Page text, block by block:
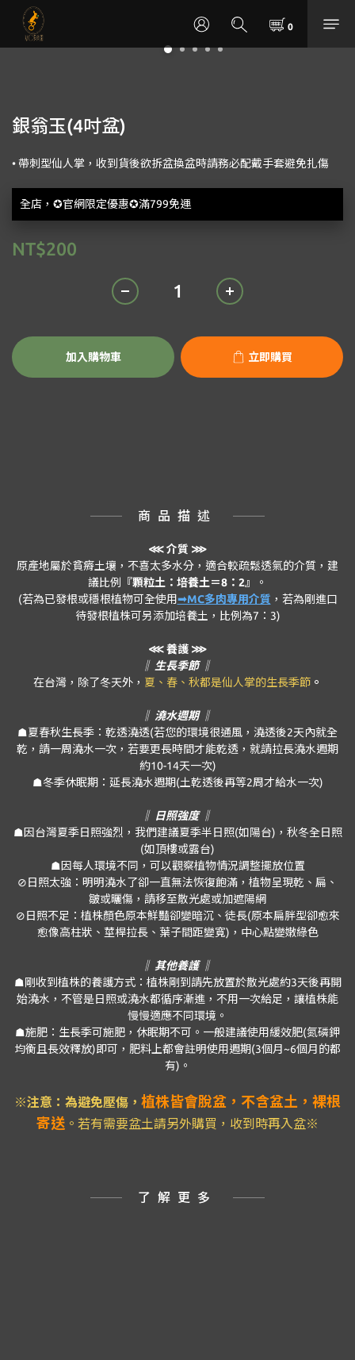
銀翁玉(4吋盆)
• 帶刺型仙人掌，收到貨後欲拆盆換盆時請務必配戴手套避免扎傷
全店，✪官網限定優惠✪滿799免運
NT$200
加入購物車 立即購買
商品描述
⋘介質 ⋙
原產地屬於貧瘠土壤，不喜太多水分，適合較疏鬆透氣的介質，建
議比例
『顆粒土：培養土＝8：2』
。
(若為已發根或穩根植物可全使用➟MC多肉專用介質 ，若為剛進口
待發根植株可另添加培養土，比例為7：3)
⋘ 養護 ⋙
‖ 生長季節 ‖
在台灣，除了冬天外， 夏、春、秋都是仙人掌的生長季節 。
‖ 澆水週期 ‖
☗夏春秋生長季：乾透澆透(若您的環境很通風，澆透後2天內就全
乾，請一周澆水一次，若要更長時間才能乾透，就請拉長澆水週期
約10-14天一次)
☗冬季休眠期：延長澆水週期(土乾透後再等2周才給水一次)
‖ 日照強度 ‖
☗因台灣夏季日照強烈，我們建議夏季半日照(如陽台)，秋冬全日照
(如頂樓或露台)
☗因每人環境不同，可以觀察植物情況調整擺放位置
⊘日照太強：明明澆水了卻一直無法恢復飽滿，植物呈現乾、扁、
皺或曬傷，請移至散光處或加遮陽網
⊘日照不足：植株顏色原本鮮豔卻變暗沉、徒長(原本扁胖型卻愈來
愈像高柱狀、莖桿拉長、葉子間距變寬)，中心點變嫩綠色
‖ 其他養護 ‖
☗剛收到植株的養護方式：植株剛到請先放置於散光處約3天後再開
始澆水，不管是日照或澆水都循序漸進，不用一次給足，讓植株能
慢慢適應不同環境。
☗施肥：生長季可施肥，休眠期不可。一般建議使用緩效肥(氮磷鉀
均衡且長效釋放)即可，肥料上都會註明使用週期(3個月~6個月的都
有)。
※注意：為避免壓傷 ， 植株皆會脫盆，不含盆土，裸根
寄送 。若有需要盆土請另外購買，收到時再入盆※
了解更多